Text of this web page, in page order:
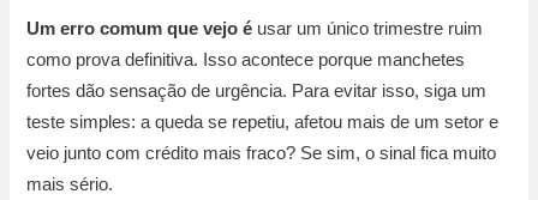
Um erro comum que vejo é usar um único trimestre ruim
como prova definitiva. Isso acontece porque manchetes
fortes dão sensação de urgência. Para evitar isso, siga um
teste simples: a queda se repetiu, afetou mais de um setor e
veio junto com crédito mais fraco? Se sim, o sinal fica muito
mais sério.